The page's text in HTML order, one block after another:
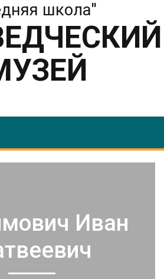
школа"
Иван